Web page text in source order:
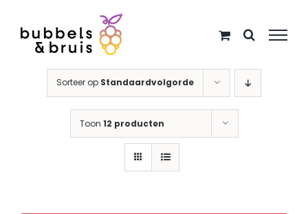
naar
Sorteer op Standaardvolgorde
Toon 12 producten